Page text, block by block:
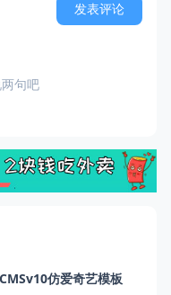
发表评论
句吧
仿爱奇艺模板